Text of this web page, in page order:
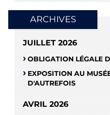
ARCHIVES
JUILLET 2026
OBLIGATION LÉGALE
EXPOSITION AU
D'AUTREFOIS
AVRIL 2026